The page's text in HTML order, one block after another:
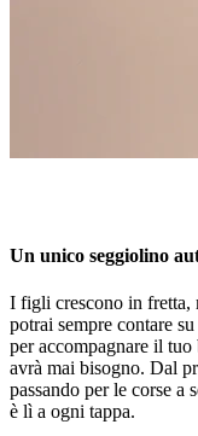
Un unico seggiolino
I figli crescono in fretta,
potrai sempre contare
per accompagnare il
avrà mai bisogno. Dal
passando per le corse a
è lì a ogni tappa.